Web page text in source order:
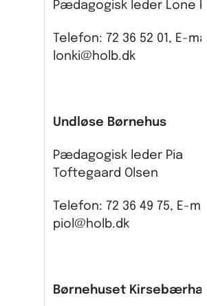
Pædagogisk leder Lone
Telefon: 72 36 52 01, E-
lonki@holb.dk
Undløse Børnehus
Pædagogisk leder Pia
Toftegaard Olsen
Telefon: 72 36 49 75, E-
piol@holb.dk
Børnehuset